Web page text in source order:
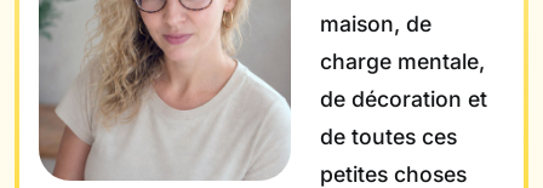
maison, de
charge mentale,
de décoration et
de toutes ces
petites choses